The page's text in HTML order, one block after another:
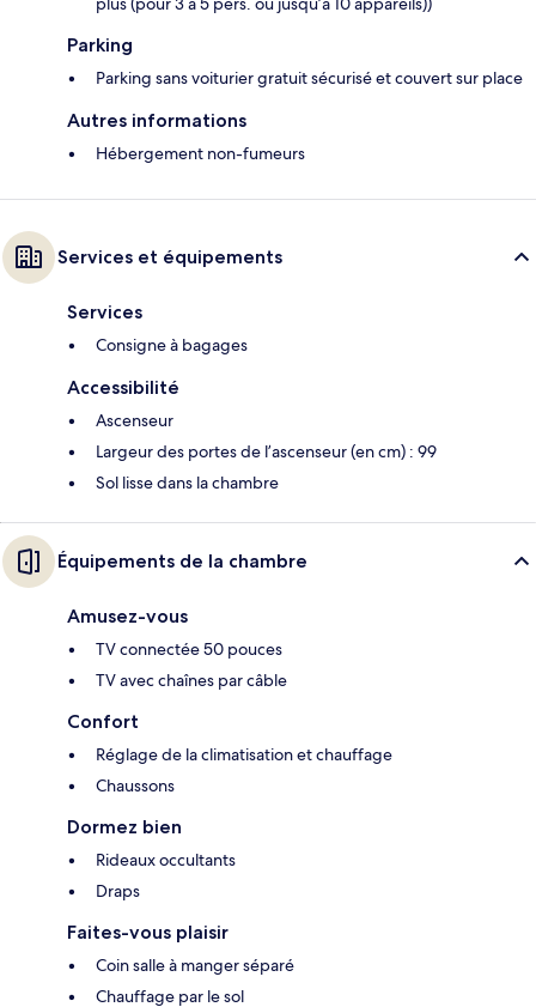
Parking
Parking sans voiturier gratuit sécurisé et couvert sur place
Autres informations
Hébergement non-fumeurs
Services et équipements
Services
Consigne à bagages
Accessibilité
Ascenseur
Largeur des portes de l’ascenseur (en cm) : 99
Sol lisse dans la chambre
Équipements de la chambre
Amusez-vous
TV connectée 50 pouces
TV avec chaînes par câble
Confort
Réglage de la climatisation et chauffage
Chaussons
Dormez bien
Rideaux occultants
Draps
Faites-vous plaisir
Coin salle à manger séparé
Chauffage par le sol